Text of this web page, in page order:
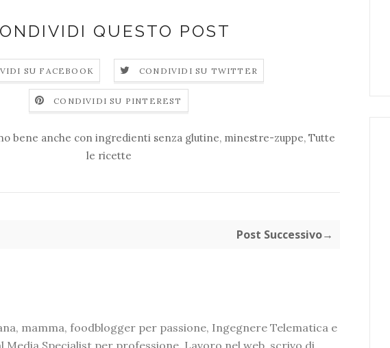
QUESTO POST
SU FACEBOOK CONDIVIDI SU TWITTER
CONDIVIDI SU PINTEREST
bene anche con ingredienti senza glutine, minestre-zuppe, Tutte
le ricette
Post Successivo→
mamma, foodblogger per passione, Ingegnere Telematica e
Media Specialist per professione. Lavoro nel web, scrivo di